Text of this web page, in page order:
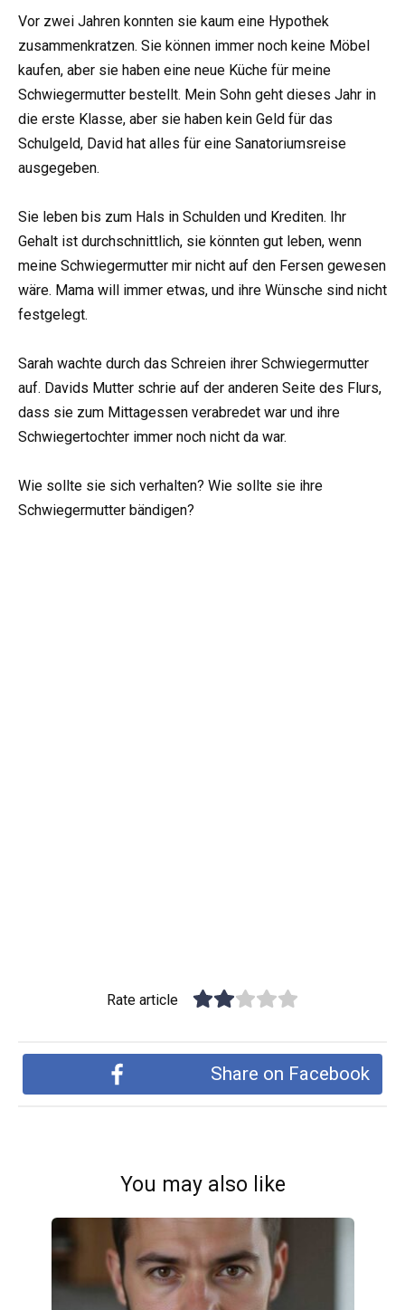
Vor zwei Jahren konnten sie kaum eine Hypothek
zusammenkratzen. Sie können immer noch keine Möbel
kaufen, aber sie haben eine neue Küche für meine
Schwiegermutter bestellt. Mein Sohn geht dieses Jahr in
die erste Klasse, aber sie haben kein Geld für das
Schulgeld, David hat alles für eine Sanatoriumsreise
ausgegeben.
Sie leben bis zum Hals in Schulden und Krediten. Ihr
Gehalt ist durchschnittlich, sie könnten gut leben, wenn
meine Schwiegermutter mir nicht auf den Fersen gewesen
wäre. Mama will immer etwas, und ihre Wünsche sind nicht
festgelegt.
Sarah wachte durch das Schreien ihrer Schwiegermutter
auf. Davids Mutter schrie auf der anderen Seite des Flurs,
dass sie zum Mittagessen verabredet war und ihre
Schwiegertochter immer noch nicht da war.
Wie sollte sie sich verhalten? Wie sollte sie ihre
Schwiegermutter bändigen?
Rate article
Share on Facebook
You may also like